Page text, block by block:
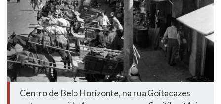
Centro de Belo Horizonte, na rua Goitacazes